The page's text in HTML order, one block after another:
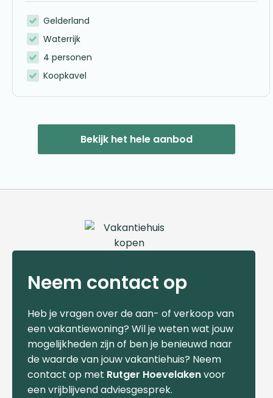
Gelderland
Waterrijk
4 personen
Koopkavel
Bekijk het hele aanbod
Neem contact op
Heb je vragen over de aan- of verkoop van
een vakantiewoning? Wil je weten wat jouw
mogelijkheden zijn of ben je benieuwd naar
de waarde van jouw vakantiehuis? Neem
contact op met Rutger Hoevelakenvoor
een vrijblijvend adviesgesprek.